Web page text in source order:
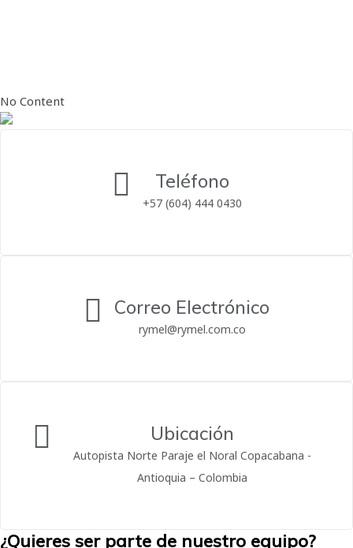
No Content
Teléfono
+57 (604) 444 0430
Correo Electrónico
rymel@rymel.com.co
Ubicación
Autopista Norte Paraje el Noral Copacabana -
Antioquia – Colombia
¿Quieres ser parte de nuestro equipo?